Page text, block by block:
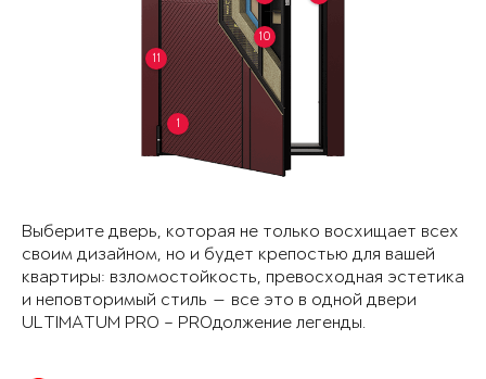
1
10
11
Выберите дверь, которая не только восхищает всех
своим дизайном, но и будет крепостью для вашей
квартиры: взломостойкость, превосходная эстетика
и неповторимый стиль — все это в одной двери
ULTIMATUM PRO – PROдолжение легенды.